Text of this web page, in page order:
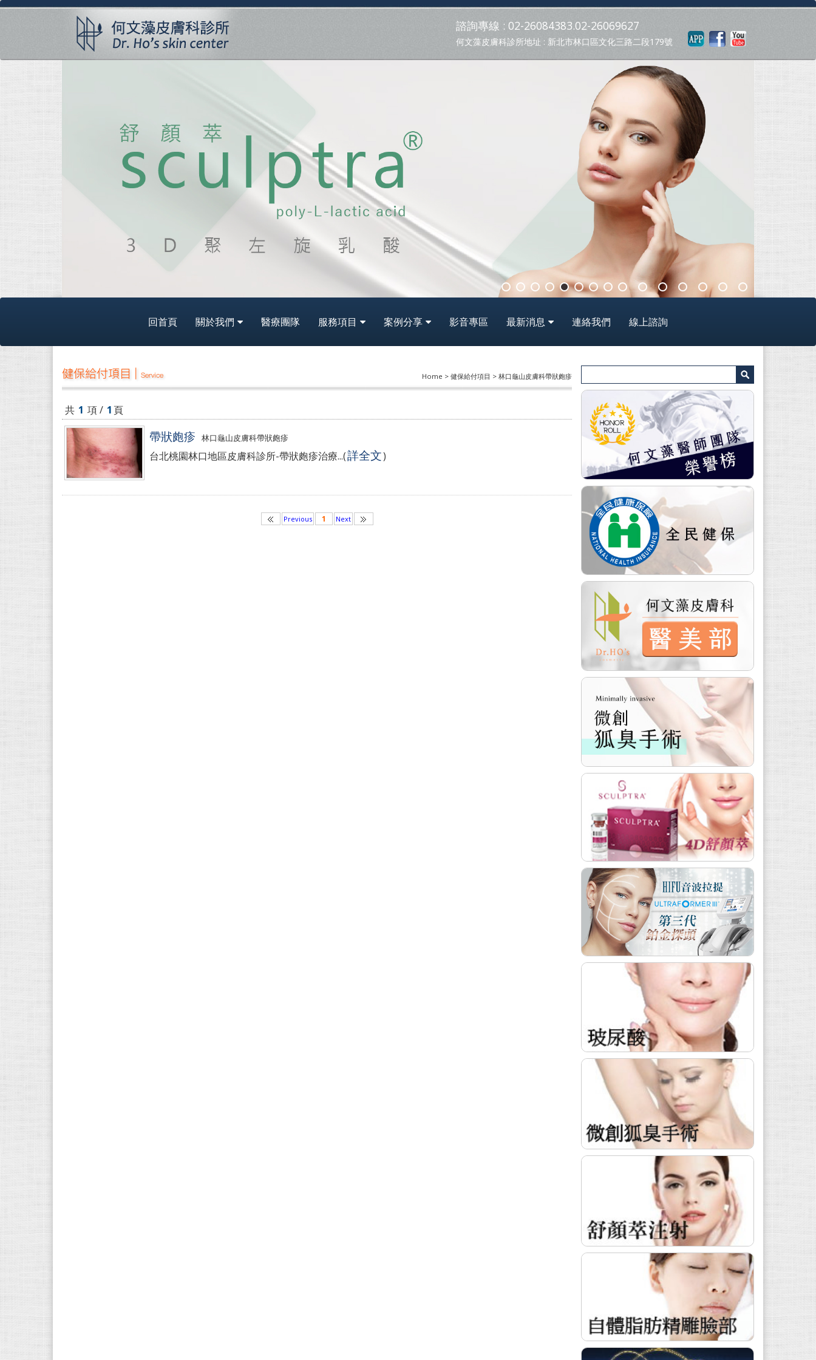
諮詢專線 : 02-26084383.02-26069627
何文藻皮膚科診所地址 : 新北市林口區文化三路二段179號
回首頁 關於我們 醫療團隊 服務項目 案例分享 影音專區 最新消息 連絡我們 線上諮詢
健保給付項目 | Service Home > 健保給付項目 > 林口龜山皮膚科帶狀皰疹
共 1 項 / 1 頁
帶狀皰疹 林口龜山皮膚科帶狀皰疹
台北桃園林口地區皮膚科診所-帶狀皰疹治療...(詳全文)
Previous 1 Next